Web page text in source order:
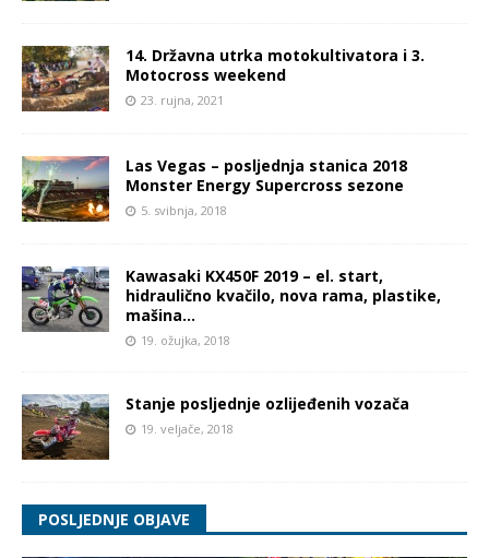
14. Državna utrka motokultivatora i 3.
Motocross weekend
23. rujna, 2021
Las Vegas – posljednja stanica 2018
Monster Energy Supercross sezone
5. svibnja, 2018
Kawasaki KX450F 2019 – el. start,
hidraulično kvačilo, nova rama, plastike,
mašina…
19. ožujka, 2018
Stanje posljednje ozlijeđenih vozača
19. veljače, 2018
POSLJEDNJE OBJAVE